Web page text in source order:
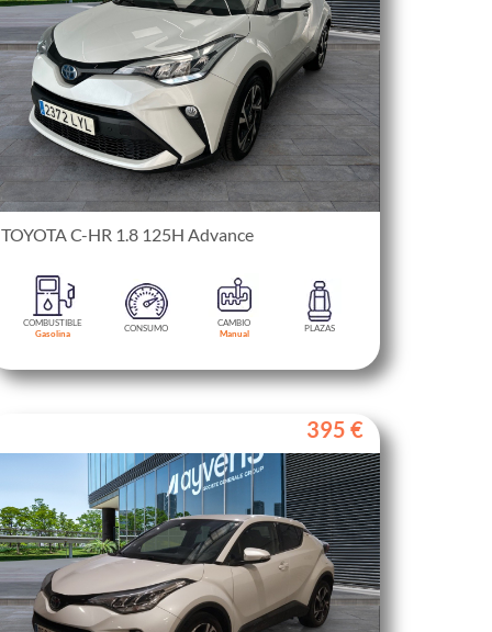
TOYOTA C-HR 1.8 125H Advance
COMBUSTIBLE
Gasolina
CONSUMO
CAMBIO
Manual
PLAZAS
395 €